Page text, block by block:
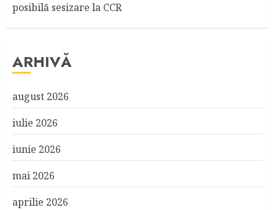
posibilă sesizare la CCR
ARHIVĂ
august 2026
iulie 2026
iunie 2026
mai 2026
aprilie 2026